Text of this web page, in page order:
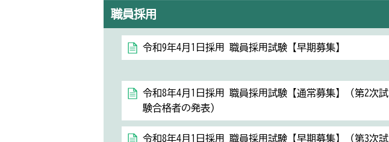
職員採用
令和9年4月1日採用 職員採用試験【早期募集】
令和8年4月1日採用 職員採用試験【通常募集】（第2次試
験合格者の発表）
令和8年4月1日採用 職員採用試験【早期募集】（第3次試